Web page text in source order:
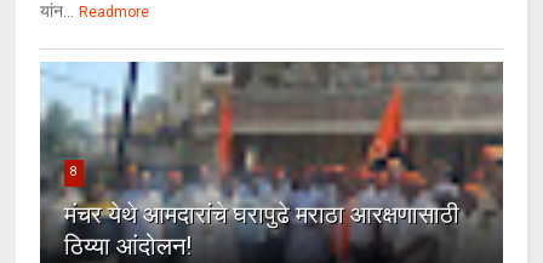
यांन... Readmore
8
मंचर येथे आमदारांचे घरापुढे मराठा आरक्षणासाठी
ठिय्या आंदोलन!